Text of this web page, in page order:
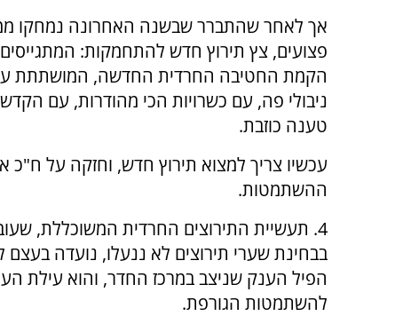
פצועים, צץ תירוץ חדש להתחמקות:
הקמת החטיבה החרדית החדשה, המושתתת
ניבולי פה, עם כשרויות הכי מהודרות, עם
טענה כוזבת.
עכשיו צריך למצוא תירוץ חדש, וחזקה על
ההשתמטות.
4. תעשיית התירוצים החרדית המשוכללת,
בבחינת שערי תירוצים לא ננעלו, נועדה בעצם
הפיל הענק שניצב במרכז החדר, והוא עילת
להשתמטות הגורפת.